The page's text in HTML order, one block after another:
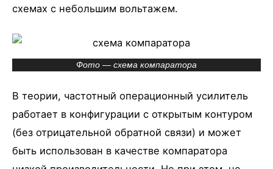
схемах с небольшим вольтажем.
Фото — схема компаратора
В теории, частотный операционный усилитель
работает в конфигурации с открытым контуром
(без отрицательной обратной связи) и может
быть использован в качестве компаратора